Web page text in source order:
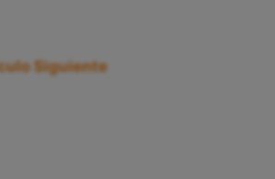
Siguiente